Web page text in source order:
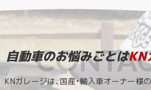
自動車のお悩みごとはKN
KNガレージは、国産・輸入車オーナー様